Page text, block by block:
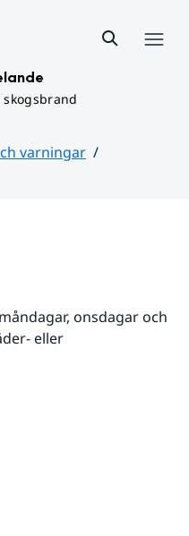
skogsbrand
varningar
onsdagar och
eller